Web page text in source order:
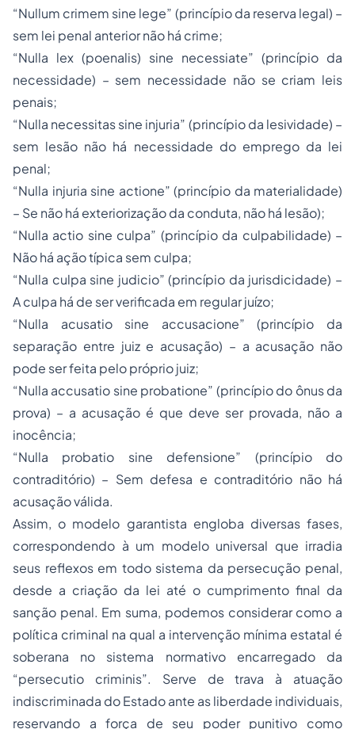
“Nullum crimem sine lege” (princípio da reserva legal) –
sem lei penal anterior não há crime;
“Nulla lex (poenalis) sine necessiate” (princípio da
necessidade) – sem necessidade não se criam leis
penais;
“Nulla necessitas sine injuria” (princípio da lesividade) –
sem lesão não há necessidade do emprego da lei
penal;
“Nulla injuria sine actione” (princípio da materialidade)
– Se não há exteriorização da conduta, não há lesão);
“Nulla actio sine culpa” (princípio da culpabilidade) –
Não há ação típica sem culpa;
“Nulla culpa sine judicio” (princípio da jurisdicidade) –
A culpa há de ser verificada em regular juízo;
“Nulla acusatio sine accusacione” (princípio da
separação entre juiz e acusação) – a acusação não
pode ser feita pelo próprio juiz;
“Nulla accusatio sine probatione” (princípio do ônus da
prova) – a acusação é que deve ser provada, não a
inocência;
“Nulla probatio sine defensione” (princípio do
contraditório) – Sem defesa e contraditório não há
acusação válida.
Assim, o modelo garantista engloba diversas fases,
correspondendo à um modelo universal que irradia
seus reflexos em todo sistema da persecução penal,
desde a criação da lei até o cumprimento final da
sanção penal. Em suma, podemos considerar como a
política criminal na qual a intervenção mínima estatal é
soberana no sistema normativo encarregado da
“persecutio criminis”. Serve de trava à atuação
indiscriminada do Estado ante as liberdade individuais,
reservando a força de seu poder punitivo como